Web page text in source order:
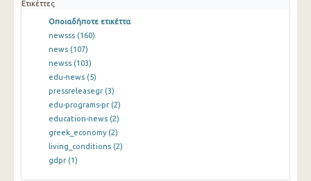
Ετικέττες
Οποιαδήποτε ετικέττα
newsss (160)
news (107)
newss (103)
edu-news (5)
pressreleasegr (3)
edu-programs-pr (2)
education-news (2)
greek_economy (2)
living_conditions (2)
gdpr (1)